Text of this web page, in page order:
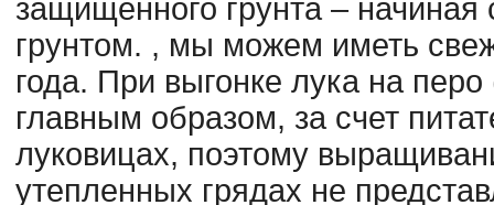
защищенного грунта –
грунтом. , мы можем иметь
года. При выгонке лука на
главным образом, за счет
луковицах, поэтому
утепленных грядах не